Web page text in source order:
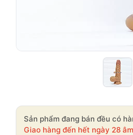
Sản phẩm đang bán đều có
Giao hàng đến hết ngày 28